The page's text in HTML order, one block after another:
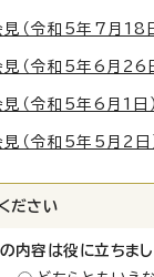
（令和5年7月18
（令和5年6月26
（令和5年6月1日）
（令和5年5月2日
ださい
内容は役に立ちま